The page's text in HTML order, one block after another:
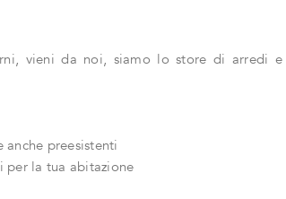
vieni da noi, siamo lo store di arredi
preesistenti
per la tua abitazione